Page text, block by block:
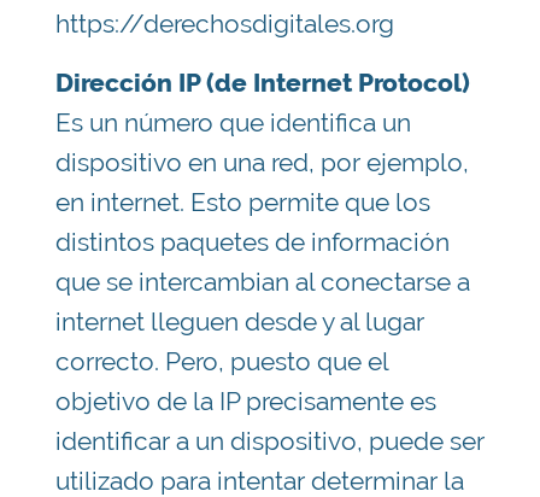
https://derechosdigitales.org
Dirección IP (de Internet Protocol)
Es un número que identifica un
dispositivo en una red, por ejemplo,
en internet. Esto permite que los
distintos paquetes de información
que se intercambian al conectarse a
internet lleguen desde y al lugar
correcto. Pero, puesto que el
objetivo de la IP precisamente es
identificar a un dispositivo, puede ser
utilizado para intentar determinar la